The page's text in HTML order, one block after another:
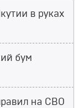
в руках
бум
на СВО